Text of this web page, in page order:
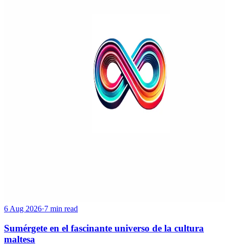
6 Aug 2026·7 min read
Sumérgete en el fascinante universo de la cultura
maltesa